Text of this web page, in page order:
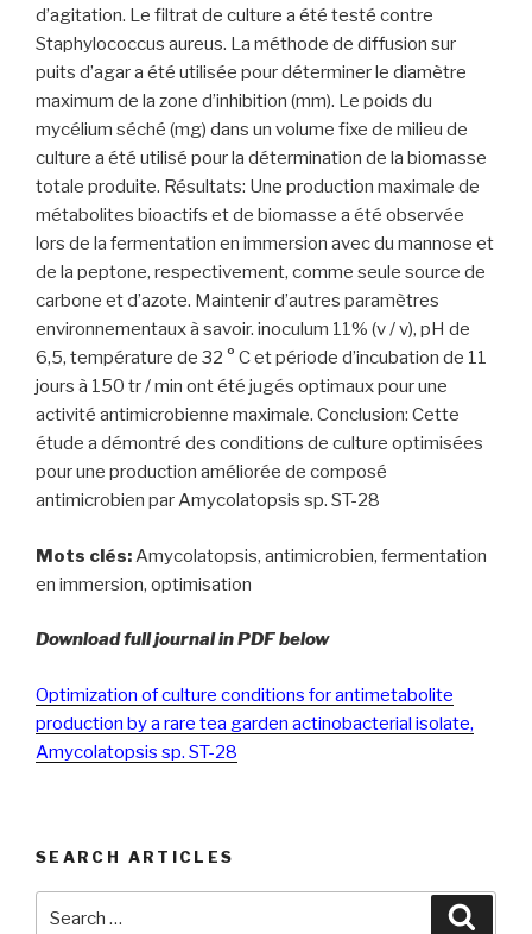
d’agitation. Le filtrat de culture a été testé contre
Staphylococcus aureus. La méthode de diffusion sur
puits d’agar a été utilisée pour déterminer le diamètre
maximum de la zone d’inhibition (mm). Le poids du
mycélium séché (mg) dans un volume fixe de milieu de
culture a été utilisé pour la détermination de la biomasse
totale produite. Résultats: Une production maximale de
métabolites bioactifs et de biomasse a été observée
lors de la fermentation en immersion avec du mannose et
de la peptone, respectivement, comme seule source de
carbone et d’azote. Maintenir d’autres paramètres
environnementaux à savoir. inoculum 11% (v / v), pH de
6,5, température de 32 ° C et période d’incubation de 11
jours à 150 tr / min ont été jugés optimaux pour une
activité antimicrobienne maximale. Conclusion: Cette
étude a démontré des conditions de culture optimisées
pour une production améliorée de composé
antimicrobien par Amycolatopsis sp. ST-28
Mots clés:Amycolatopsis, antimicrobien, fermentation
en immersion, optimisation
Download full journal in PDF below
Optimization of culture conditions for antimetabolite
production by a rare tea garden actinobacterial isolate,
Amycolatopsis sp. ST-28
SEARCH ARTICLES